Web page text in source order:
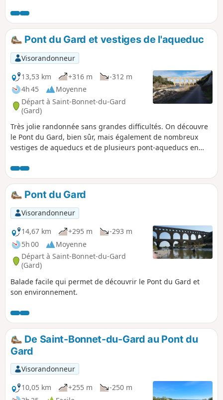
au moulin de la barque et à l'ermitage de Saint-Vérédème.
La Baume qui suit traverse la paroi et nécessite une lampe
mais n'est ouverte qu'une partie de l'année pour protéger
les chauves-souris. Une raide montée équipée permet de
revenir par le GR®6.
Pont du Gard et vestiges de l'aqueduc
Visorandonneur
13,53 km
+316 m
-312 m
4h 45
Moyenne
Départ à Saint-Bonnet-du-Gard
(Gard)
Très jolie randonnée sans grandes difficultés. On découvre
le Pont du Gard, bien sûr, mais également de nombreux
vestiges de aqueducs et de plusieurs pont-aqueducs en
gauche du Gard, permet de visiter la Grotte de la
Balauzière, située dans les ruines d'un vieux village. Enfin,
sur le plateau de la rive gauche, il est possible de parcourir
l'Arborétum, très intéressant. Durant le parcours, vous
pourrez admirer des oliviers millénaires et un Arborétum.
Et pourquoi pas une petite baignade dans le Gard.
Pont du Gard
Visorandonneur
14,67 km
+295 m
-293 m
5h 00
Moyenne
Départ à Saint-Bonnet-du-Gard
(Gard)
Balade facile qui permet de découvrir le Pont du Gard et
son environnement.
De Saint-Bonnet-du-Gard au Pont du
Gard
Visorandonneur
10,05 km
+255 m
-250 m